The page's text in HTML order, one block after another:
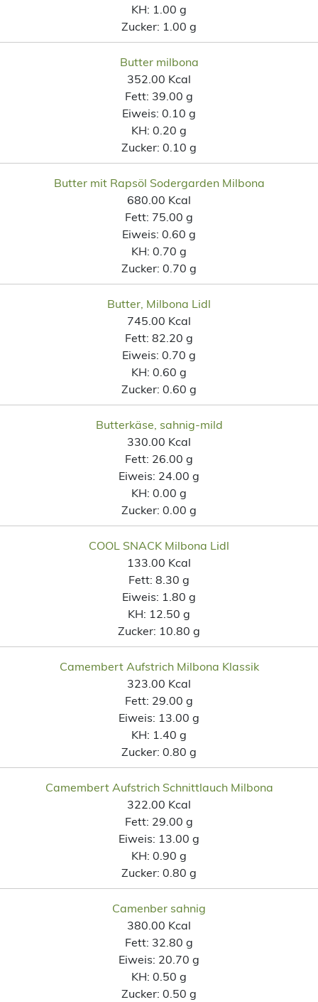
KH: 1.00 g
Zucker: 1.00 g
Butter milbona
352.00 Kcal
Fett: 39.00 g
Eiweis: 0.10 g
KH: 0.20 g
Zucker: 0.10 g
Butter mit Rapsöl Sodergarden Milbona
680.00 Kcal
Fett: 75.00 g
Eiweis: 0.60 g
KH: 0.70 g
Zucker: 0.70 g
Butter, Milbona Lidl
745.00 Kcal
Fett: 82.20 g
Eiweis: 0.70 g
KH: 0.60 g
Zucker: 0.60 g
Butterkäse, sahnig-mild
330.00 Kcal
Fett: 26.00 g
Eiweis: 24.00 g
KH: 0.00 g
Zucker: 0.00 g
COOL SNACK Milbona Lidl
133.00 Kcal
Fett: 8.30 g
Eiweis: 1.80 g
KH: 12.50 g
Zucker: 10.80 g
Camembert Aufstrich Milbona Klassik
323.00 Kcal
Fett: 29.00 g
Eiweis: 13.00 g
KH: 1.40 g
Zucker: 0.80 g
Camembert Aufstrich Schnittlauch Milbona
322.00 Kcal
Fett: 29.00 g
Eiweis: 13.00 g
KH: 0.90 g
Zucker: 0.80 g
Camenber sahnig
380.00 Kcal
Fett: 32.80 g
Eiweis: 20.70 g
KH: 0.50 g
Zucker: 0.50 g